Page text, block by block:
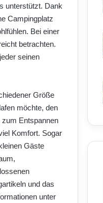
unterstützt. Dank
Campingplatz
Bei einer
betrachten.
seinen
Größe
möchte, den
zum Entspannen
Komfort. Sogar
Gäste
und das
unter